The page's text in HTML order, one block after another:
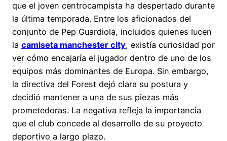
que el joven centrocampista ha despertado durante
la última temporada. Entre los aficionados del
conjunto de Pep Guardiola, incluidos quienes lucen
la camiseta manchester city, existía curiosidad por
ver cómo encajaría el jugador dentro de uno de los
equipos más dominantes de Europa. Sin embargo,
la directiva del Forest dejó clara su postura y
decidió mantener a una de sus piezas más
prometedoras. La negativa refleja la importancia
que el club concede al desarrollo de su proyecto
deportivo a largo plazo.